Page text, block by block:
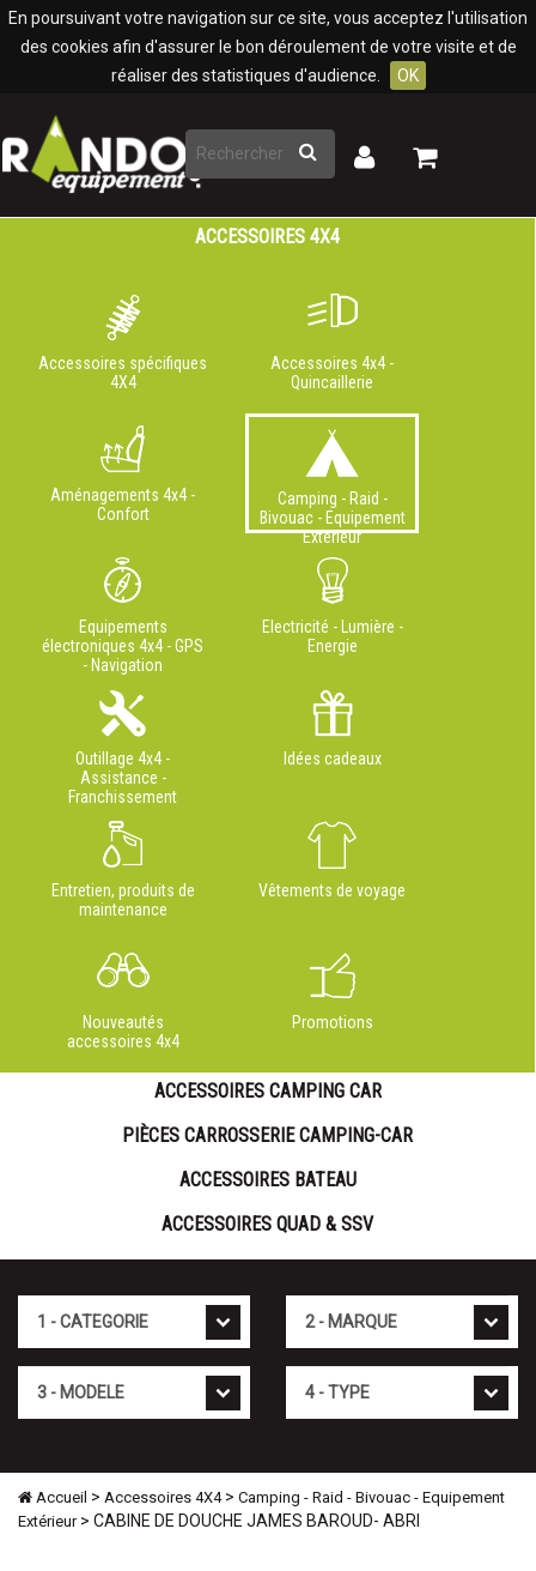
En poursuivant votre navigation sur ce site, vous acceptez l'utilisation
des cookies afin d'assurer le bon déroulement de votre visite et de
réaliser des statistiques d'audience.
OK
Rechercher
Mon
Mon
ACCESSOIRES 4X4
Accessoires spécifiques
4X4
Accessoires 4x4 -
Quincaillerie
Aménagements 4x4 -
Confort
Camping - Raid -
Bivouac - Equipement
Extérieur
Equipements
électroniques 4x4 - GPS
- Navigation
Electricité - Lumière -
Energie
Outillage 4x4 -
Assistance -
Franchissement
Idées cadeaux
Entretien, produits de
maintenance
Vêtements de voyage
Nouveautés
accessoires 4x4
Promotions
ACCESSOIRES CAMPING CAR
PIÈCES CARROSSERIE CAMPING-CAR
ACCESSOIRES BATEAU
ACCESSOIRES QUAD & SSV
Accueil > Accessoires 4X4> Camping - Raid - Bivouac - Equipement
Extérieur> CABINE DE DOUCHE JAMES BAROUD- ABRI
Panneau de gestion des cookies